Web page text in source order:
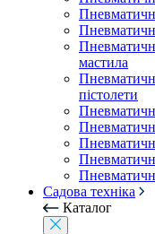
мастила
пістолети
Садова техніка
Каталог